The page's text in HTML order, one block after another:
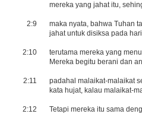
mereka yang jahat itu,
2:9
maka nyata, bahwa Tuhan
jahat untuk disiksa pada
2:10
terutama mereka yang
Mereka begitu berani dan
2:11
padahal malaikat-malaikat
kata hujat, kalau malaikat-
2:12
Tetapi mereka itu sama